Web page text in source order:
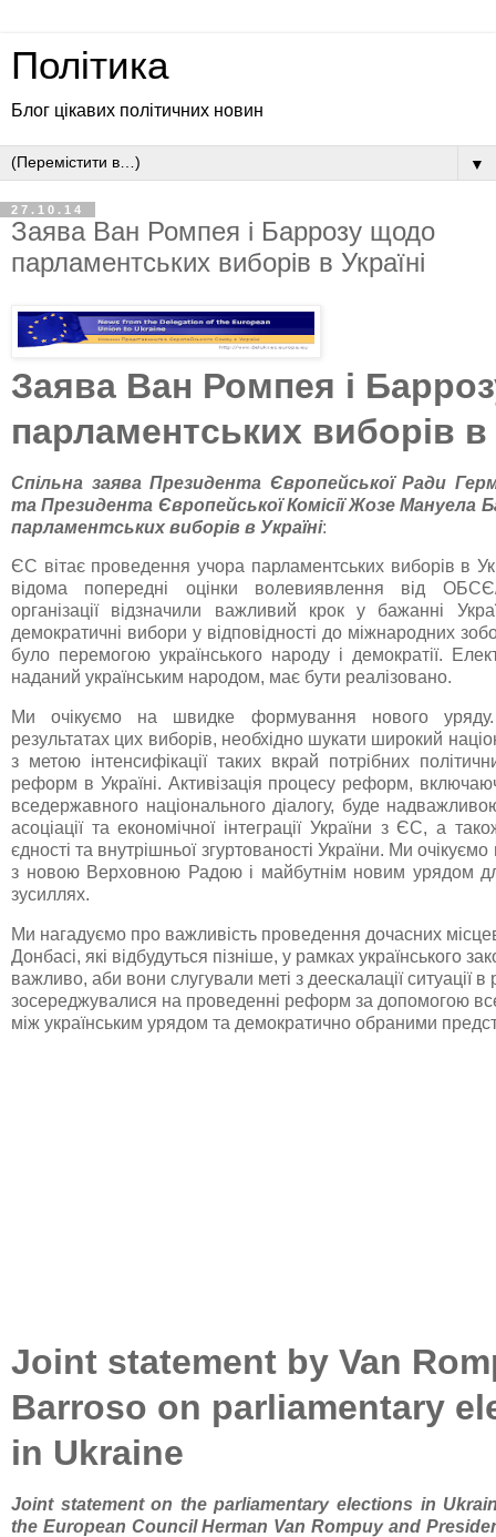
Політика
Блог цікавих політичних новин
▼
27.10.14
Заява Ван Ромпея і Баррозу щодо
парламентських виборів в Україні
Заява Ван Ромпея і
парламентських виборів в
Спільна заява Президента Європейської Ради
та Президента Європейської КомісіїЖозе Мануела
парламентських виборів в Україні:
ЄС вітає проведення учора парламентських виборів в
відома попередні оцінки волевиявлення від
організації відзначили важливий крок у бажанні
демократичні вибори у відповідності до міжнародних
було перемогою українського народу і демократії.
наданий українським народом, має бути реалізовано.
Ми очікуємо на швидке формування нового
результатах цих виборів, необхідно шукати широкий
з метою інтенсифікації таких вкрай потрібних
реформ в Україні. Активізація процесу реформ,
вседержавного національного діалогу, буде
асоціації та економічної інтеграції України з ЄС, а
єдності та внутрішньої згуртованості України. Ми
з новою Верховною Радою і майбутнім новим урядом
зусиллях.
Ми нагадуємо про важливість проведення дочасних
Донбасі, які відбудуться пізніше, у рамках українського
важливо, аби вони слугували меті з деескалації ситуації в
зосереджувалися на проведенні реформ за допомогою
між українським урядом та демократично обраними
Joint statement by Van
Barroso on parliamentary
in Ukraine
Joint statement on the parliamentary elections in
the European Council Herman Van Rompuy and